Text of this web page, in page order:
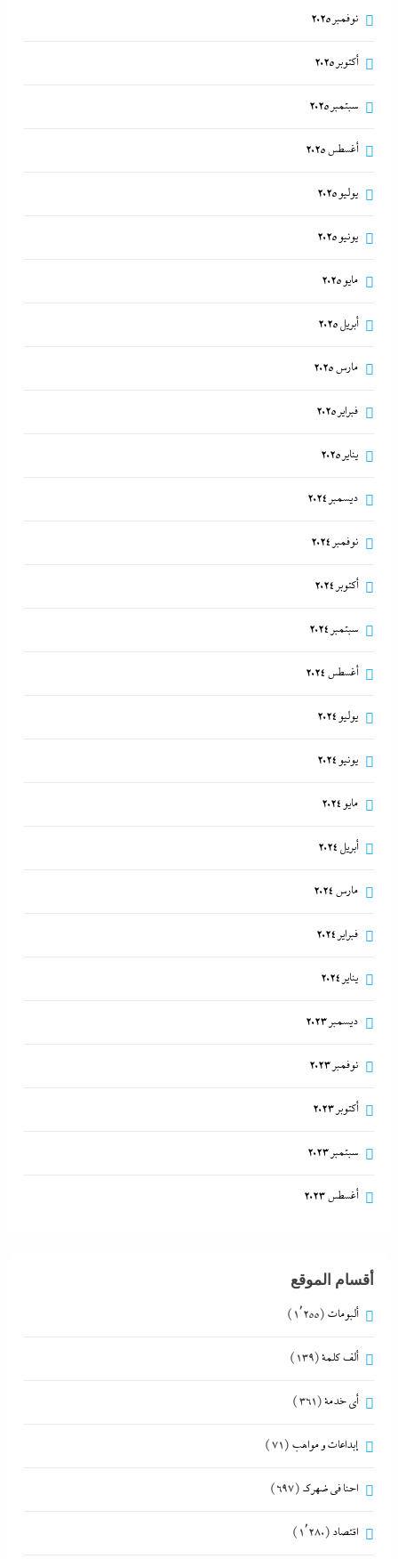
نوفمبر 2025
أكتوبر 2025
سبتمبر 2025
أغسطس 2025
يوليو 2025
يونيو 2025
مايو 2025
أبريل 2025
مارس 2025
فبراير 2025
يناير 2025
ديسمبر 2024
نوفمبر 2024
أكتوبر 2024
سبتمبر 2024
أغسطس 2024
يوليو 2024
يونيو 2024
مايو 2024
أبريل 2024
مارس 2024
فبراير 2024
يناير 2024
ديسمبر 2023
نوفمبر 2023
أكتوبر 2023
سبتمبر 2023
أغسطس 2023
أقسام الموقع
ألبومات (1٬255)
ألف كلمة(139)
أي خدمة(361)
إبداعات و مواهب (71)
احنا في ضهرك (697)
اقتصاد (1٬280)